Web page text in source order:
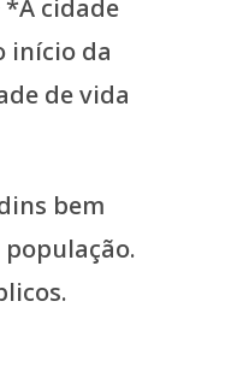
bem